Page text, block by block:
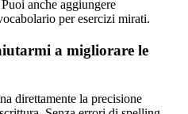
anche aggiungere
per esercizi mirati.
a migliorare le
direttamente la precisione